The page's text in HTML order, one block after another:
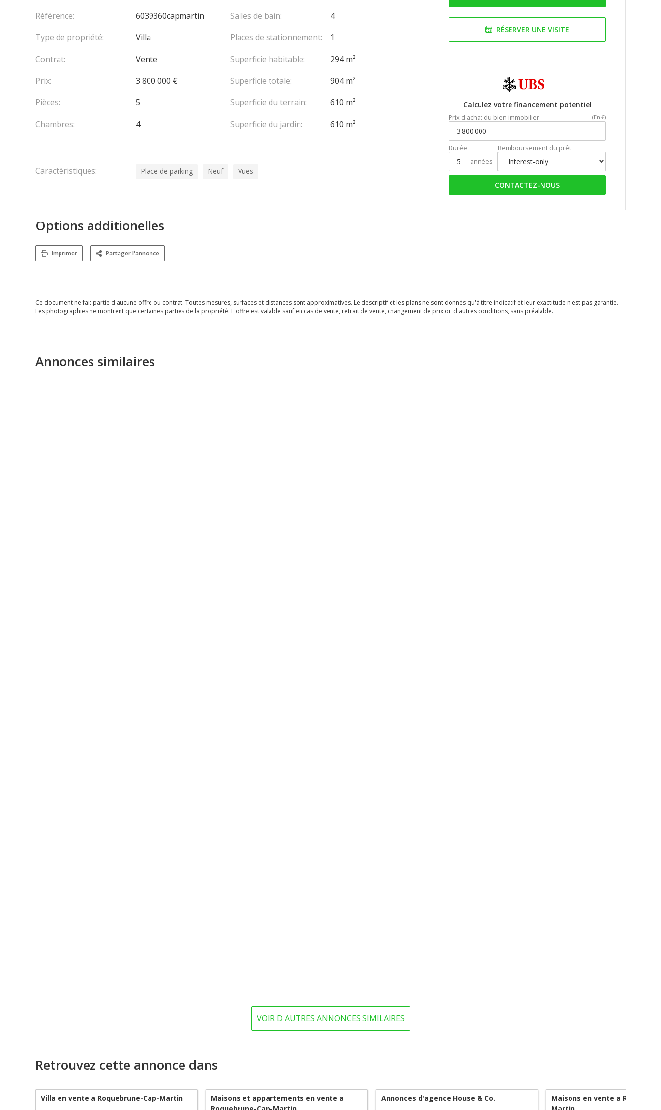
RÉSERVER UNE VISITE
Calculez votre financement potentiel
Prix d'achat du bien immobilier (En €)
Durée
années
Remboursement du prêt
CONTACTEZ-NOUS
Les honoraires sont à la charge du vendeur.
Référence:
6039360capmartin
Type de propriété:
Villa
Contrat:
Vente
Prix:
3 800 000 €
Pièces:
5
Chambres:
4
Salles de bain:
4
Places de stationnement:
1
Superficie habitable:
294 m²
Superficie totale:
904 m²
Superficie du terrain:
610 m²
Superficie du jardin:
610 m²
Caractéristiques: Place de parking Neuf Vues
Options additionelles
Imprimer Partager l'annonce
Ce document ne fait partie d'aucune offre ou contrat. Toutes mesures, surfaces et distances sont approximatives. Le descriptif et les plans ne sont donnés qu'à titre indicatif et leur exactitude n'est pas garantie.
Les photographies ne montrent que certaines parties de la propriété. L'offre est valable sauf en cas de vente, retrait de vente, changement de prix ou d'autres conditions, sans préalable.
Annonces similaires
VOIR D AUTRES ANNONCES SIMILAIRES
Retrouvez cette annonce dans
Villa en vente a Roquebrune-Cap-Martin
Maisons et appartements en vente a
Annonces d'agence House & Co.
Maisons en vente a